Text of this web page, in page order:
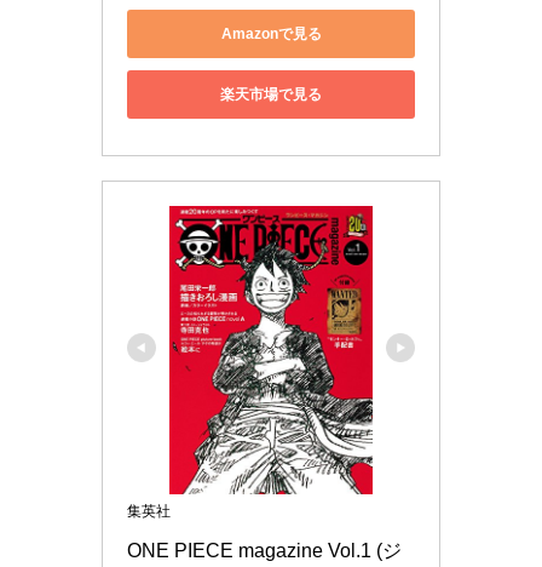
Amazonで見る
楽天市場で見る
集英社
ONE PIECE magazine Vol.1 (ジ